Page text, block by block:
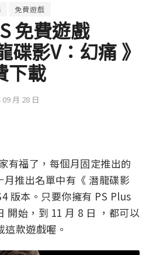
免費遊戲
免費遊戲
碟影V：幻痛 》
下載
月 28 日
有福了，每個月固定推出的
月推出名單中有《 潛龍碟影
版本。只要你擁有 PS Plus
開始，到 11 月 8 日 ，都可以
款遊戲喔。